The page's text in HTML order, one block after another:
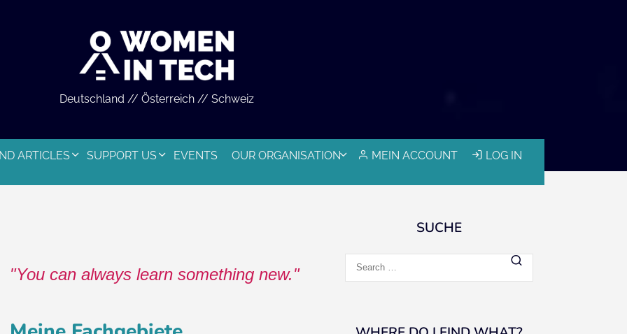
Deutschland // Österreich // Schweiz
MEIN ACCOUNT LOG IN
ARTICLES SUPPORT US EVENTS
OUR ORGANISATION
You can always learn something new.
SUCHE
for: